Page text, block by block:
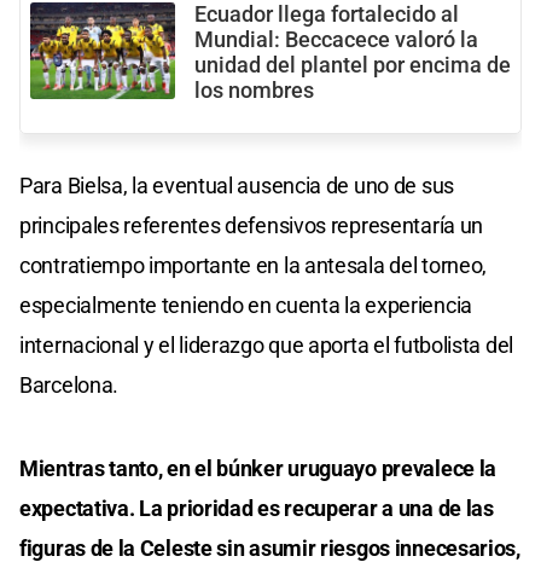
Ecuador llega fortalecido al
Mundial: Beccacece valoró la
unidad del plantel por encima de
los nombres
Para Bielsa, la eventual ausencia de uno de sus
principales referentes defensivos representaría un
contratiempo importante en la antesala del torneo,
especialmente teniendo en cuenta la experiencia
internacional y el liderazgo que aporta el futbolista del
Barcelona.
Mientras tanto, en el búnker uruguayo prevalece la
expectativa. La prioridad es recuperar a una de las
figuras de la Celeste sin asumir riesgos innecesarios,